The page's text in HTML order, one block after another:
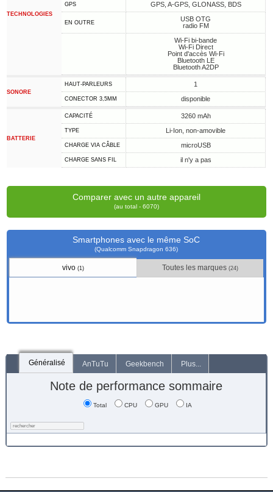
TECHNOLOGIES
GPS GPS, A-GPS, GLONASS, BDS
EN OUTRE
USB OTG
radio FM
Wi-Fi bi-bande
Wi-Fi Direct
Point d'accès Wi-Fi
Bluetooth LE
Bluetooth A2DP
SONORE
HAUT-PARLEURS 1
CONECTOR 3,5MM disponible
BATTERIE
CAPACITÉ 3260 mAh
TYPE Li-Ion, non-amovible
CHARGE VIA CÂBLE microUSB
CHARGE SANS FIL il n'y a pas
Comparer avec un autre appareil
(au total - 6070)
Smartphones avec le même SoC
(Qualcomm Snapdragon 636)
vivo(1) Toutes les marques(24)
Généralisé AnTuTu Geekbench Plus...
Note de performance sommaire
Total CPU GPU IA